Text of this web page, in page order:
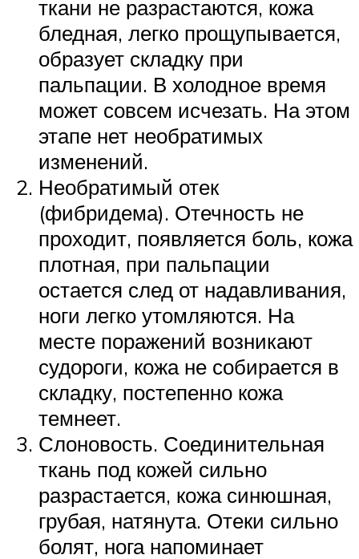
ткани не разрастаются, кожа
бледная, легко прощупывается,
образует складку при
пальпации. В холодное время
может совсем исчезать. На этом
этапе нет необратимых
изменений.
Необратимый отек
(фибридема). Отечность не
проходит, появляется боль, кожа
плотная, при пальпации
остается след от надавливания,
ноги легко утомляются. На
месте поражений возникают
судороги, кожа не собирается в
складку, постепенно кожа
темнеет.
Слоновость. Соединительная
ткань под кожей сильно
разрастается, кожа синюшная,
грубая, натянута. Отеки сильно
болят, нога напоминает